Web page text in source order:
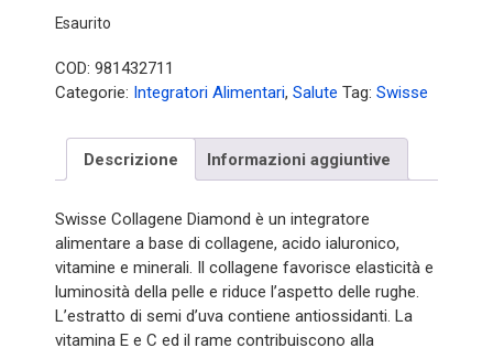
Esaurito
COD: 981432711
Categorie: Integratori Alimentari, Salute Tag: Swisse
Descrizione Informazioni aggiuntive
Swisse Collagene Diamond è un integratore
alimentare a base di collagene, acido ialuronico,
vitamine e minerali. Il collagene favorisce elasticità e
luminosità della pelle e riduce l’aspetto delle rughe.
L’estratto di semi d’uva contiene antiossidanti. La
vitamina E e C ed il rame contribuiscono alla